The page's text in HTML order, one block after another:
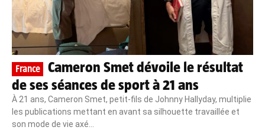
France
Cameron Smet dévoile le résultat
de ses séances de sport à 21 ans
À 21 ans, Cameron Smet, petit‑fils de Johnny Hallyday, multiplie
les publications mettant en avant sa silhouette travaillée et
son mode de vie axé...